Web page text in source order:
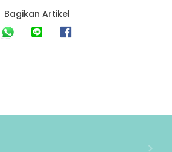
Bagikan Artikel